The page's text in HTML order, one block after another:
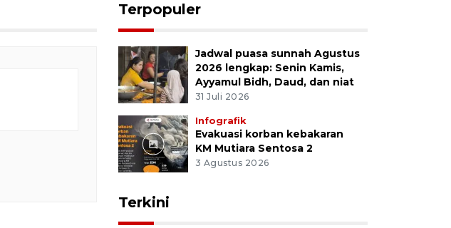
Terpopuler
Jadwal puasa sunnah Agustus
2026 lengkap: Senin Kamis,
Ayyamul Bidh, Daud, dan niat
31 Juli 2026
Infografik
Evakuasi korban kebakaran
KM Mutiara Sentosa 2
3 Agustus 2026
Terkini